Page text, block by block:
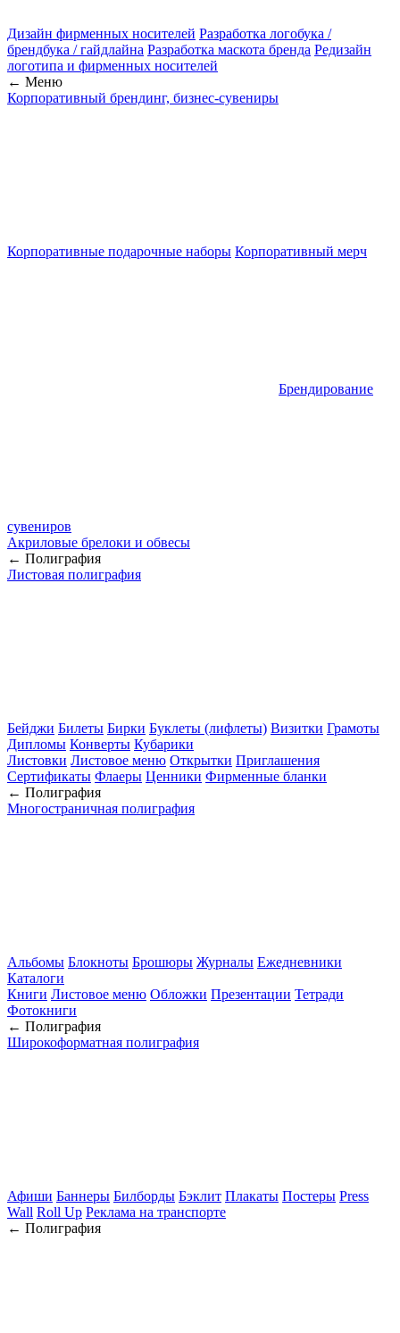
Дизайн фирменных носителей Разработка логобука /
брендбука / гайдлайна Разработка маскота бренда Редизайн
логотипа и фирменных носителей
← Меню
Корпоративный брендинг, бизнес-сувениры
Корпоративные подарочные наборы Корпоративный мерч
Брендирование
сувениров
Акриловые брелоки и обвесы
← Полиграфия
Листовая полиграфия
Бейджи Билеты Бирки Буклеты (лифлеты) Визитки Грамоты
Дипломы Конверты Кубарики
Листовки Листовое меню Открытки Приглашения
Сертификаты Флаеры Ценники Фирменные бланки
← Полиграфия
Многостраничная полиграфия
Альбомы Блокноты Брошюры Журналы Ежедневники
Каталоги
Книги Листовое меню Обложки Презентации Тетради
Фотокниги
← Полиграфия
Широкоформатная полиграфия
Афиши Баннеры Билборды Бэклит Плакаты Постеры Press
Wall Roll Up Реклама на транспорте
← Полиграфия